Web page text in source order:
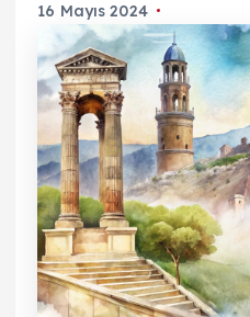
16 Mayıs 2024